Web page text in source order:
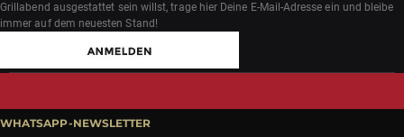
Grillabend ausgestattet sein willst, trage hier Deine E-Mail-Adresse ein und bleibe
immer auf dem neuesten Stand!
WHATSAPP-NEWSLETTER